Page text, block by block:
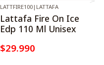
LATTFIRE100 | LATTAFA
Lattafa Fire On Ice
Edp 110 Ml Unisex
$29.990